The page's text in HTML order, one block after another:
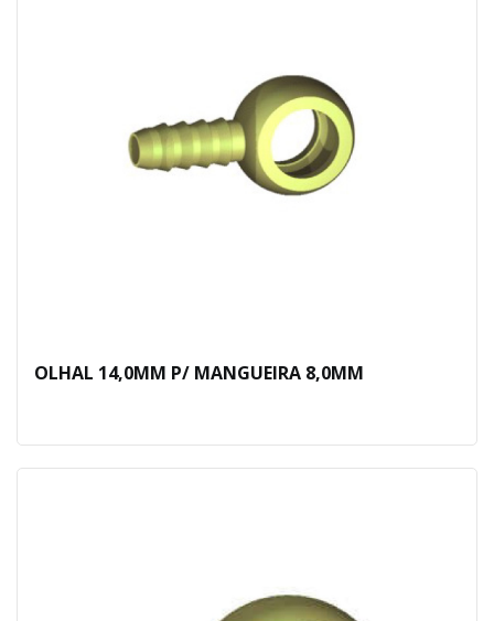
OLHAL 14,0MM P/ MANGUEIRA 8,0MM